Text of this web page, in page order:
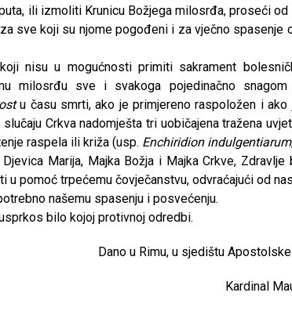
ili izmoliti Krunicu Božjega milosrđa, proseći
sve koji su njome pogođeni i za vječno spasenje
nisu u mogućnosti primiti sakrament
milosrđu sve i svakoga pojedinačno
u času smrti, ako je primjereno raspoložen i
Crkva nadomješta tri uobičajena tražena
raspela ili križa (usp. Enchiridion indulgentiarum
Marija, Majka Božja i Majka Crkve,
u pomoć trpećemu čovječanstvu, odvraćajući od
našemu spasenju i posvećenju.
bilo kojoj protivnoj odredbi.
Dano u Rimu, u sjedištu
Kardinal